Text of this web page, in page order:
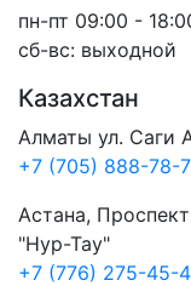
пн-пт 09:00 -
сб-вс: выходной
Казахстан
Алматы ул. Саги
+7 (705) 888-78-
Астана,
"Нур-Тау"
+7 (776) 275-45-